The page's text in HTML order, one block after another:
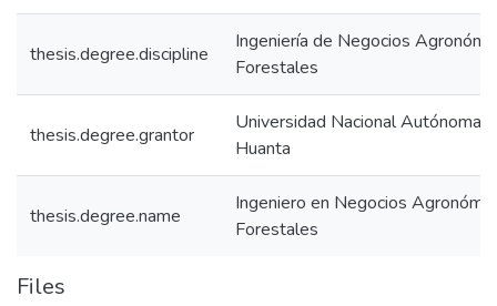
thesis.degree.discipline
Ingeniería de Negocios
Forestales
thesis.degree.grantor
Universidad Nacional Autónoma
Huanta
thesis.degree.name
Ingeniero en Negocios
Forestales
Files